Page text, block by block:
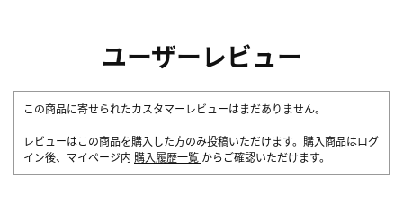
ユーザーレビュー
この商品に寄せられたカスタマーレビューはまだありません。
レビューはこの商品を購入した方のみ投稿いただけます。購入商品はログ
イン後、マイページ内 購入履歴一覧 からご確認いただけます。